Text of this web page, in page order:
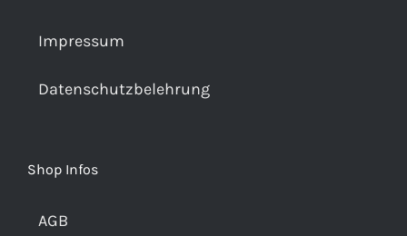
Impressum
Datenschutzbelehrung
Shop Infos
AGB